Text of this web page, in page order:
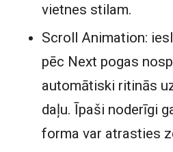
vietnes stilam.
Scroll Animation:
pēc Next pogas
automātiski ritinās
daļu. Īpaši noderīgi
forma var atrasties